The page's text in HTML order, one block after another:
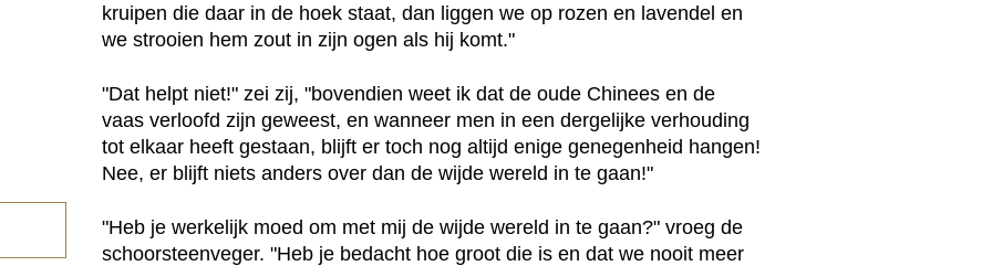
kruipen die daar in de hoek staat, dan liggen we op rozen en lavendel en
we strooien hem zout in zijn ogen als hij komt."
"Dat helpt niet!" zei zij, "bovendien weet ik dat de oude Chinees en de
vaas verloofd zijn geweest, en wanneer men in een dergelijke verhouding
tot elkaar heeft gestaan, blijft er toch nog altijd enige genegenheid hangen!
Nee, er blijft niets anders over dan de wijde wereld in te gaan!"
"Heb je werkelijk moed om met mij de wijde wereld in te gaan?" vroeg de
schoorsteenveger. "Heb je bedacht hoe groot die is en dat we nooit meer